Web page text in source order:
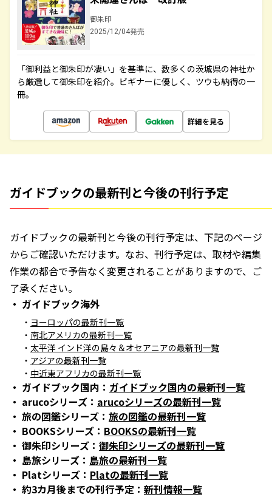
御朱印
2025/12/04発売
「御利益と御朱印が凄い」を基準に、数多くの茨城県の神社か
ら厳選して御朱印を紹介。ビギナーに優しく、ツウも納得の一
冊。
詳細を見る
ガイドブックの最新刊と今後の刊行予定
ガイドブックの最新刊と今後の刊行予定は、下記のページ
からご確認いただけます。なお、刊行予定は、取材や編集
作業の都合で予告なく変更されることがありますので、ご
了承ください。
ガイドブック海外
ヨーロッパの最新刊一覧
南北アメリカの最新刊一覧
太平洋 インド洋の島々＆オセアニアの最新刊一覧
アジアの最新刊一覧
中近東アフリカの最新刊一覧
ガイドブック国内： ガイドブック国内の最新刊一覧
arucoシリーズ： arucoシリーズの最新刊一覧
旅の図鑑シリーズ： 旅の図鑑の最新刊一覧
BOOKSシリーズ： BOOKSの最新刊一覧
御朱印シリーズ： 御朱印シリーズの最新刊一覧
島旅シリーズ： 島旅の最新刊一覧
Platシリーズ： Platの最新刊一覧
約3カ月後までの刊行予定： 新刊情報一覧